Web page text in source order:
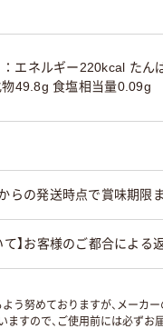
エネルギー220kcal たん
49.8g 食塩相当量0.09g
らの発送時点で賞味期限
て】お客様のご都合による
努めておりますが、メーカー
すので、ご使用前には必ず